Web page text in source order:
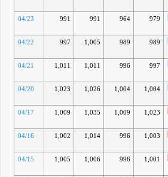
04/23 991 991 964 979
04/22 997 1,005 989 989
04/21 1,011 1,011 996 997
04/20 1,023 1,026 1,004 1,004
04/17 1,009 1,035 1,009 1,023
04/16 1,002 1,014 996 1,003
04/15 1,005 1,006 996 1,001